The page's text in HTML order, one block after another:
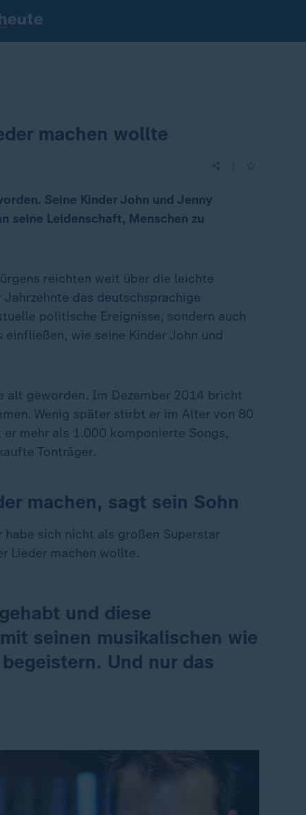
machen wollte
Seine Kinder John und Jenny
seine Leidenschaft, Menschen zu
reichten weit über die leichte
das deutschsprachige
politische Ereignisse, sondern auch
wie seine Kinder John und
alt geworden. Im Dezember 2014 bricht
Wenig später stirbt er im Alter von 80
mehr als 1.000 komponierte Songs,
Tonträger.
machen, sagt sein Sohn
habe sich nicht als großen Superstar
Lieder machen wollte.
und diese
seinen musikalischen wie
Und nur das